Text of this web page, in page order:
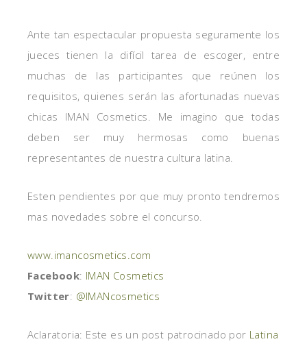
Ante tan espectacular propuesta seguramente los
jueces tienen la difícil tarea de escoger, entre
muchas de las participantes que reúnen los
requisitos, quienes serán las afortunadas nuevas
chicas IMAN Cosmetics. Me imagino que todas
deben ser muy hermosas como buenas
representantes de nuestra cultura latina.
Esten pendientes por que muy pronto tendremos
mas novedades sobre el concurso.
www.imancosmetics.com
Facebook: IMAN Cosmetics
Twitter: @IMANcosmetics
Aclaratoria: Este es un post patrocinado por Latina